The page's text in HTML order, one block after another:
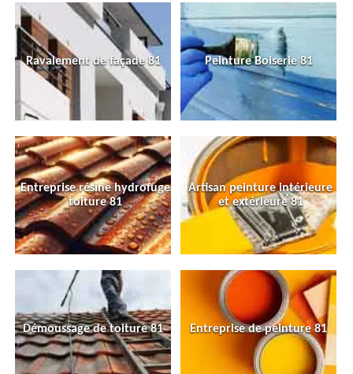
Ravalement de façade 81 Peinture Boiserie 81
Entreprise résine hydrofuge
toiture 81
Artisan peinture intérieure
et extérieure 81
Démoussage de toiture 81 Entreprise de peinture 81